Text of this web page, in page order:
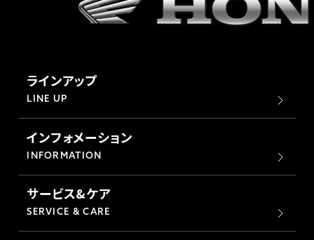
ラインアップ
LINE UP
インフォメーション
INFORMATION
サービス&ケア
SERVICE & CARE